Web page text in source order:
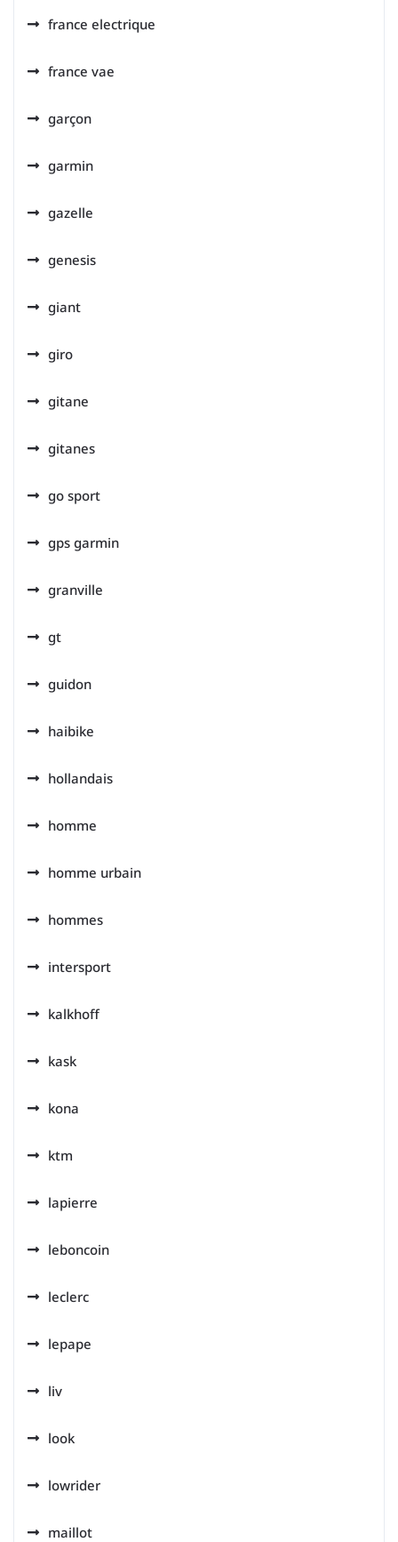
france electrique
france vae
garçon
garmin
gazelle
genesis
giant
giro
gitane
gitanes
go sport
gps garmin
granville
gt
guidon
haibike
hollandais
homme
homme urbain
hommes
intersport
kalkhoff
kask
kona
ktm
lapierre
leboncoin
leclerc
lepape
liv
look
lowrider
maillot